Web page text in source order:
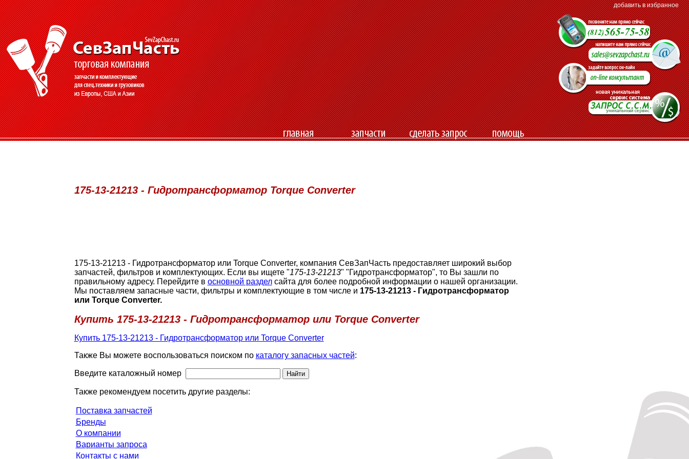
добавить в избранное
175-13-21213 - Гидротрансформатор Torque Converter
175-13-21213 - Гидротрансформатор или Torque Converter, компания СевЗапЧасть предоставляет широкий выбор
запчастей, фильтров и комплектующих. Если вы ищете "175-13-21213" "Гидротрансформатор", то Вы зашли по
правильному адресу. Перейдите в основной разделсайта для более подробной информации о нашей организации.
Мы поставляем запасные части, фильтры и комплектующие в том числе и 175-13-21213 - Гидротрансформатор
или Torque Converter.
Купить 175-13-21213 - Гидротрансформатор или Torque Converter
Купить 175-13-21213 - Гидротрансформатор или Torque Converter
Также Вы можете воспользоваться поиском по каталогу запасных частей:
Введите каталожный номер
Также рекомендуем посетить другие разделы:
Поставка запчастей
Бренды
О компании
Варианты запроса
Контакты с нами